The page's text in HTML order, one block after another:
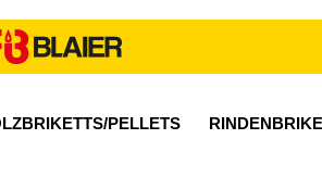
PELLETS